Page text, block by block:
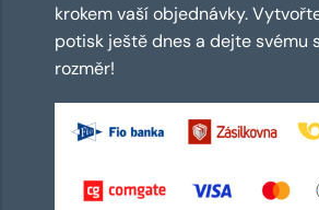
krokem vaší objednávky.
potisk ještě dnes a dejte svému
rozměr!